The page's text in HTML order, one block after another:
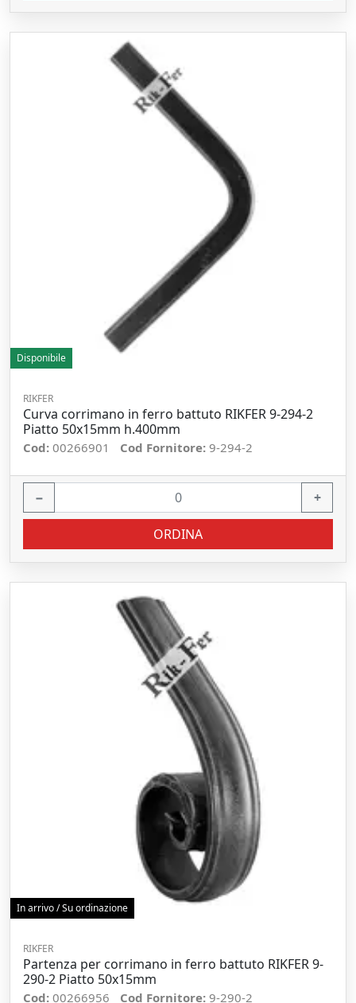
Disponibile
RIKFER
Curva corrimano in ferro battuto RIKFER 9-294-2
Piatto 50x15mm h.400mm
Cod: 00266901 Cod Fornitore: 9-294-2
− +
ORDINA
In arrivo / Su ordinazione
RIKFER
Partenza per corrimano in ferro battuto RIKFER 9-
290-2 Piatto 50x15mm
Cod: 00266956 Cod Fornitore: 9-290-2